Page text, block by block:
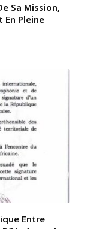
Sa Mission,
En Pleine
Entre